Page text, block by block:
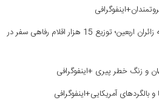
خدمت‌رسانی بانک گردشگری به زائران اربعین؛ توزیع 15 هزار اقلام رفاهی سفر در
و زنگ خطر پیری +اینفوگرافی
بالگردهای آمریکایی+اینفوگرافی